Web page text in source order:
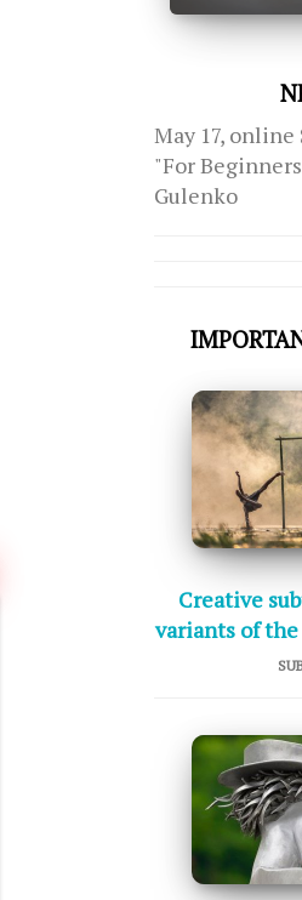
May 17,
"For
Gulenko
Creative
variants of